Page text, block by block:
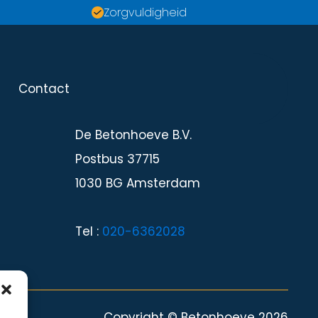
Zorgvuldigheid
Contact
De Betonhoeve B.V.
Postbus 37715
1030 BG Amsterdam
Tel : 020-6362028